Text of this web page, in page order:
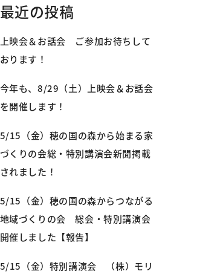
最近の投稿
上映会＆お話会 ご参加お待ちして
おります！
今年も、8/29（土）上映会＆お話会
を開催します！
5/15（金）穂の国の森から始まる家
づくりの会総・特別講演会新聞掲載
されました！
5/15（金）穂の国の森からつながる
地域づくりの会 総会・特別講演会
開催しました【報告】
5/15（金）特別講演会 （株）モリ